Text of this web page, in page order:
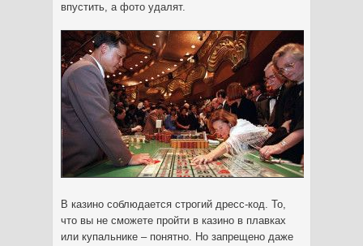
впустить, а фото удалят.
В казино соблюдается строгий дресс-код. То,
что вы не сможете пройти в казино в плавках
или купальнике – понятно. Но запрещено даже